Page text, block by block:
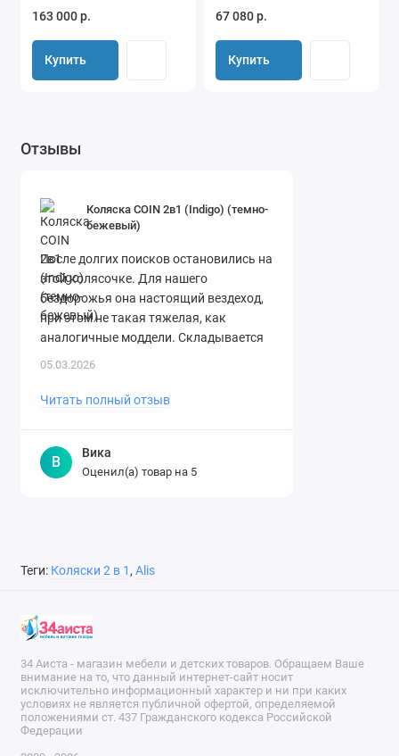
163 000 р.
Купить
67 080 р.
Купить
Отзывы
Коляска COIN 2в1 (Indigo) (темно-
бежевый)
После долгих поисков остановились на
этой колясочке. Для нашего
бездорожья она настоящий вездеход,
при этом не такая тяжелая, как
аналогичные моддели. Складывается
05.03.2026
Читать полный отзыв
В
Вика
Оценил(а) товар на 5
Теги: Коляски 2 в 1, Alis
34 Аиста - магазин мебели и детских товаров. Обращаем Ваше
внимание на то, что данный интернет-сайт носит
исключительно информационный характер и ни при каких
условиях не является публичной офертой, определяемой
положениями ст. 437 Гражданского кодекса Российской
Федерации